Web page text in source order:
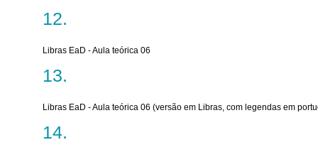
Libras EaD - Aula teórica 06
Libras EaD - Aula teórica 06 (versão em Libras, com legendas em